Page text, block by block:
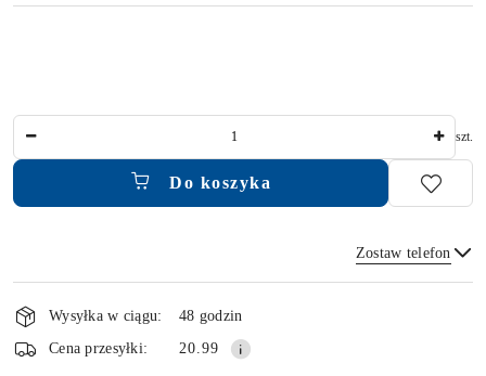
szt.
Do koszyka
Zostaw telefon
Wyślij
Dostępność
i
dostawa
Wysyłka w ciągu:
48 godzin
Cena przesyłki:
20.99